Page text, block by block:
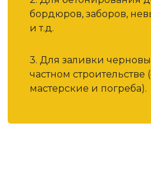
бордюров, заборов,
и т.д.
3. Для заливки
частном строительстве
мастерские и погреба).